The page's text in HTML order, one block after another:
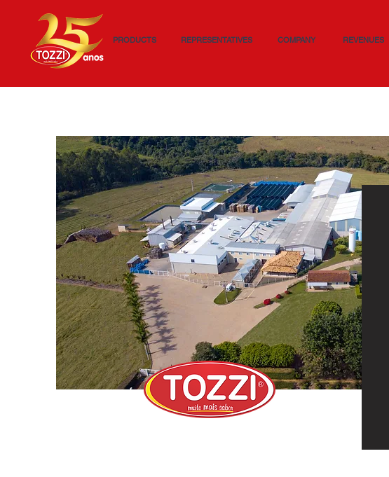
PRODUCTS REPRESENTATIVES COMPANY REVENUES